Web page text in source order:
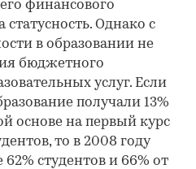
финансового
статусность. Однако с
в образовании не
бюджетного
услуг. Если
получали 13%
основе на первый курс
то в 2008 году
студентов и 66% от